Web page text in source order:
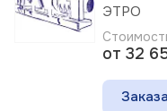
ЭТРО
от 32